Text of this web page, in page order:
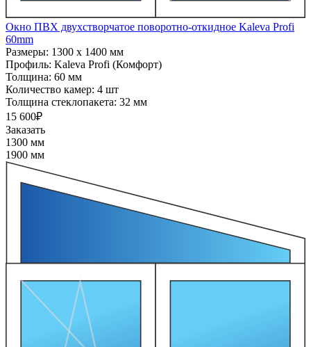
Окно ПВХ двухстворчатое поворотно-откидное Kaleva Profi
60mm
Размеры: 1300 x 1400 мм
Профиль: Kaleva Profi (Комфорт)
Толщина: 60 мм
Количество камер: 4 шт
Толщина стеклопакета: 32 мм
15 600₽
Заказать
1300 мм
1900 мм